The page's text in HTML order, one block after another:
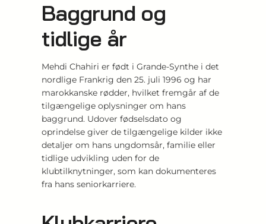
Baggrund og
tidlige år
Mehdi Chahiri er født i Grande-Synthe i det
nordlige Frankrig den 25. juli 1996 og har
marokkanske rødder, hvilket fremgår af de
tilgængelige oplysninger om hans
baggrund. Udover fødselsdato og
oprindelse giver de tilgængelige kilder ikke
detaljer om hans ungdomsår, familie eller
tidlige udvikling uden for de
klubtilknytninger, som kan dokumenteres
fra hans seniorkarriere.